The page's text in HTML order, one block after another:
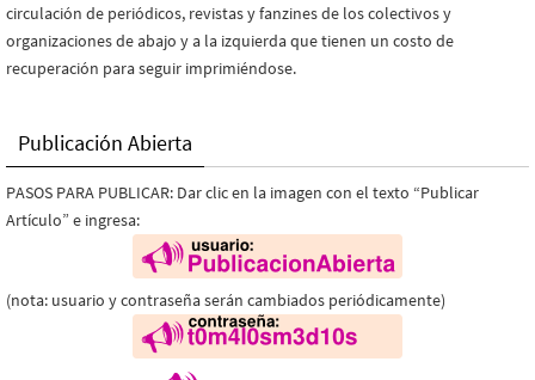
circulación de periódicos, revistas y fanzines de los colectivos y
organizaciones de abajo y a la izquierda que tienen un costo de
recuperación para seguir imprimiéndose.
Publicación Abierta
PASOS PARA PUBLICAR: Dar clic en la imagen con el texto “Publicar
Artículo” e ingresa:
(nota: usuario y contraseña serán cambiados periódicamente)